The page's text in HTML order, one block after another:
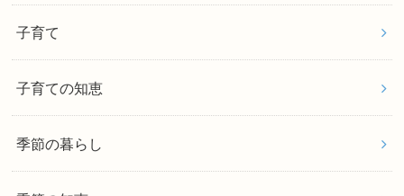
子育て
子育ての知恵
季節の暮らし